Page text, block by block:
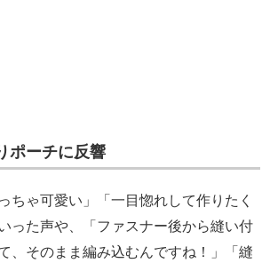
ポーチに反響
ちゃ可愛い」「一目惚れして作りたく
った声や、「ファスナー後から縫い付
、そのまま編み込むんですね！」「縫